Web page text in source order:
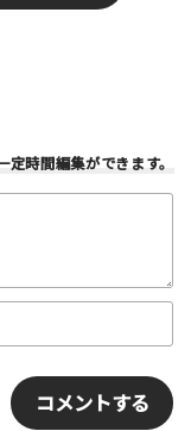
ください！みんな
定時間編集ができます。
N
*